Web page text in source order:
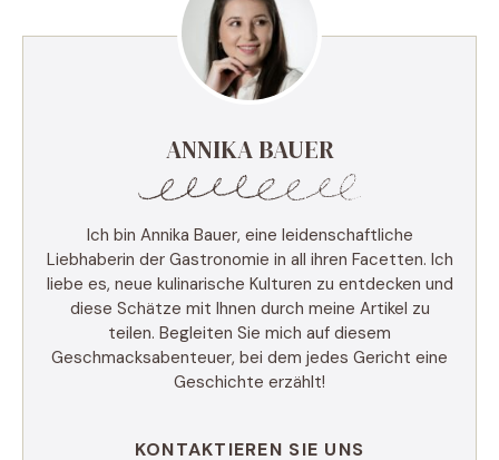
ANNIKA BAUER
Ich bin Annika Bauer, eine leidenschaftliche
Liebhaberin der Gastronomie in all ihren Facetten. Ich
liebe es, neue kulinarische Kulturen zu entdecken und
diese Schätze mit Ihnen durch meine Artikel zu
teilen. Begleiten Sie mich auf diesem
Geschmacksabenteuer, bei dem jedes Gericht eine
Geschichte erzählt!
KONTAKTIEREN SIE UNS